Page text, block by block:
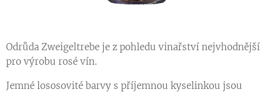
Odrůda Zweigeltrebe je z pohledu vinařství nejvhodnější
pro výrobu rosé vín.
Jemné lososovité barvy s příjemnou kyselinkou jsou